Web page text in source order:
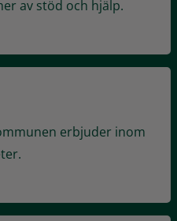
av stöd och hjälp.
erbjuder inom